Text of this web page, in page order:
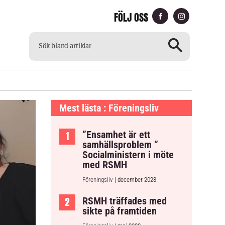
FÖLJ OSS
Mest lästa : Föreningsliv
”Ensamhet är ett
samhällsproblem ”
Socialministern i möte
med RSMH
Föreningsliv | december 2023
RSMH träffades med
sikte på framtiden